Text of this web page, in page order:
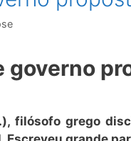
governo
, filósofo grego